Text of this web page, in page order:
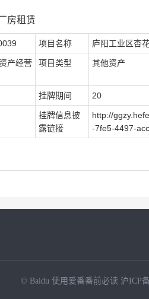
房租赁
项目名称 庐阳工业区杏
产经营
项目类型 其他资产
挂牌期间 20
挂牌信息披
露链接
http://
-7fe5-4497-
© Baidu 使用爱番番前必读 沪ICP